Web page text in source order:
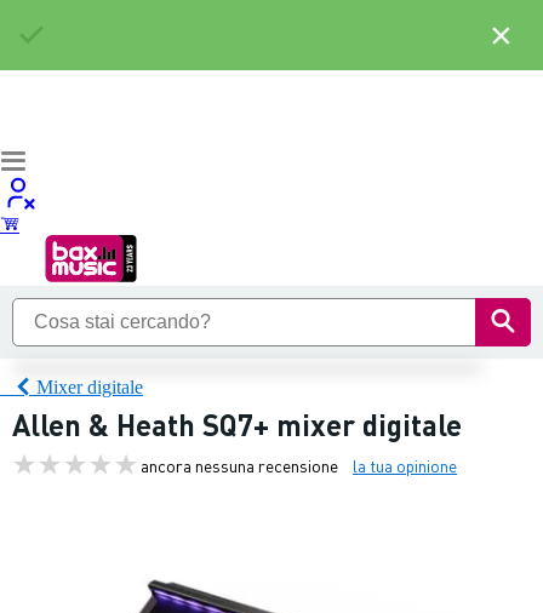
Mixer digitale
Allen & Heath SQ7+ mixer digitale
ancora nessuna recensione la tua opinione
×